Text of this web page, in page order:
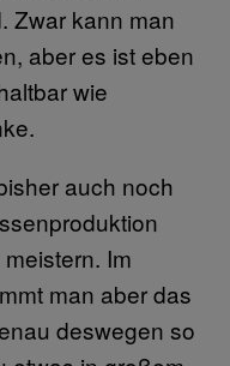
Zwar kann man
aber es ist eben
wie
auch noch
Im
man aber das
deswegen so